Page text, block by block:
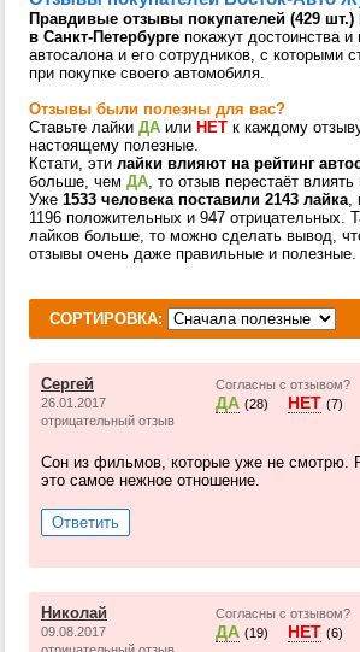
Правдивые отзывы покупателей (429
в Санкт-Петербурге покажут достоинства и
автосалона и его сотрудников, с которыми
при покупке своего автомобиля.
Отзывы были полезны для вас?
Ставьте лайки ДА или НЕТ к каждому
настоящему полезные.
Кстати, эти лайки влияют на рейтинг
больше, чем ДА, то отзыв перестаёт влиять
Уже 1533 человека поставили 2143 лайка,
1196 положительных и 947 отрицательных.
лайков больше, то можно сделать вывод,
отзывы очень даже правильные и полезные.
СОРТИРОВКА:
Сергей
26.01.2017
отрицательный отзыв
Согласны с отзывом?
ДА (28) НЕТ (7)
Сон из фильмов, которые уже не смотрю.
это самое нежное отношение.
Ответить
Николай
09.08.2017
Согласны с отзывом?
ДА (19) НЕТ (6)